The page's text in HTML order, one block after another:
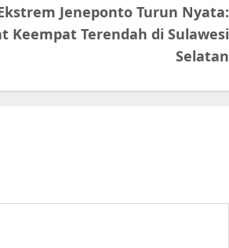
Jeneponto Turun Nyata:
Keempat Terendah di Sulawesi
Selatan